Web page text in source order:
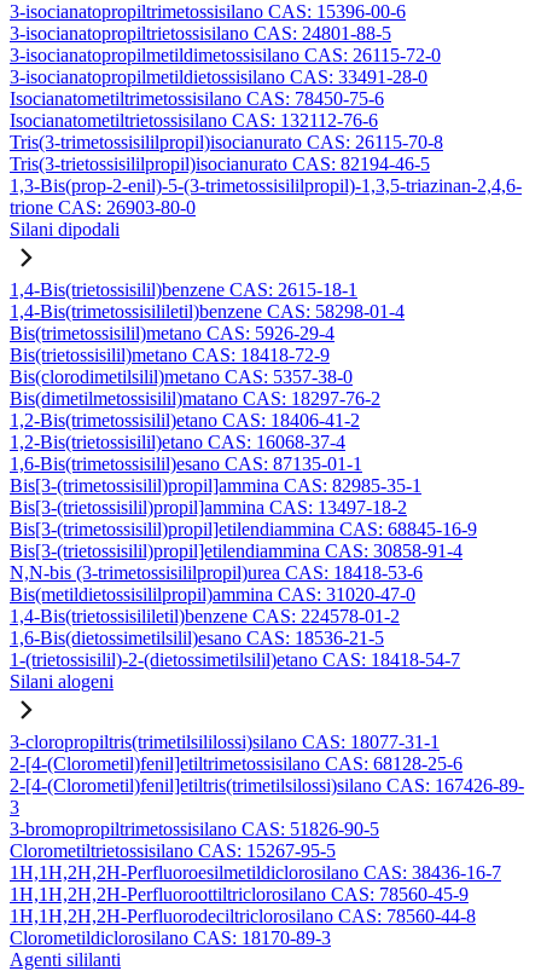
3-isocianatopropiltrimetossisilano CAS: 15396-00-6
3-isocianatopropiltrietossisilano CAS: 24801-88-5
3-isocianatopropilmetildimetossisilano CAS: 26115-72-0
3-isocianatopropilmetildietossisilano CAS: 33491-28-0
Isocianatometiltrimetossisilano CAS: 78450-75-6
Isocianatometiltrietossisilano CAS: 132112-76-6
Tris(3-trimetossisililpropil)isocianurato CAS: 26115-70-8
Tris(3-trietossisililpropil)isocianurato CAS: 82194-46-5
1,3-Bis(prop-2-enil)-5-(3-trimetossisililpropil)-1,3,5-triazinan-2,4,6-
trione CAS: 26903-80-0
Silani dipodali
1,4-Bis(trietossisilil)benzene CAS: 2615-18-1
1,4-Bis(trimetossisililetil)benzene CAS: 58298-01-4
Bis(trimetossisilil)metano CAS: 5926-29-4
Bis(trietossisilil)metano CAS: 18418-72-9
Bis(clorodimetilsilil)metano CAS: 5357-38-0
Bis(dimetilmetossisilil)matano CAS: 18297-76-2
1,2-Bis(trimetossisilil)etano CAS: 18406-41-2
1,2-Bis(trietossisilil)etano CAS: 16068-37-4
1,6-Bis(trimetossisilil)esano CAS: 87135-01-1
Bis[3-(trimetossisilil)propil]ammina CAS: 82985-35-1
Bis[3-(trietossisilil)propil]ammina CAS: 13497-18-2
Bis[3-(trimetossisilil)propil]etilendiammina CAS: 68845-16-9
Bis[3-(trietossisilil)propil]etilendiammina CAS: 30858-91-4
N,N-bis (3-trimetossisililpropil)urea CAS: 18418-53-6
Bis(metildietossisililpropil)ammina CAS: 31020-47-0
1,4-Bis(trietossisililetil)benzene CAS: 224578-01-2
1,6-Bis(dietossimetilsilil)esano CAS: 18536-21-5
1-(trietossisilil)-2-(dietossimetilsilil)etano CAS: 18418-54-7
Silani alogeni
3-cloropropiltris(trimetilsililossi)silano CAS: 18077-31-1
2-[4-(Clorometil)fenil]etiltrimetossisilano CAS: 68128-25-6
2-[4-(Clorometil)fenil]etiltris(trimetilsilossi)silano CAS: 167426-89-
3
3-bromopropiltrimetossisilano CAS: 51826-90-5
Clorometiltrietossisilano CAS: 15267-95-5
1H,1H,2H,2H-Perfluoroesilmetildiclorosilano CAS: 38436-16-7
1H,1H,2H,2H-Perfluoroottiltriclorosilano CAS: 78560-45-9
1H,1H,2H,2H-Perfluorodeciltriclorosilano CAS: 78560-44-8
Clorometildiclorosilano CAS: 18170-89-3
Agenti sililanti